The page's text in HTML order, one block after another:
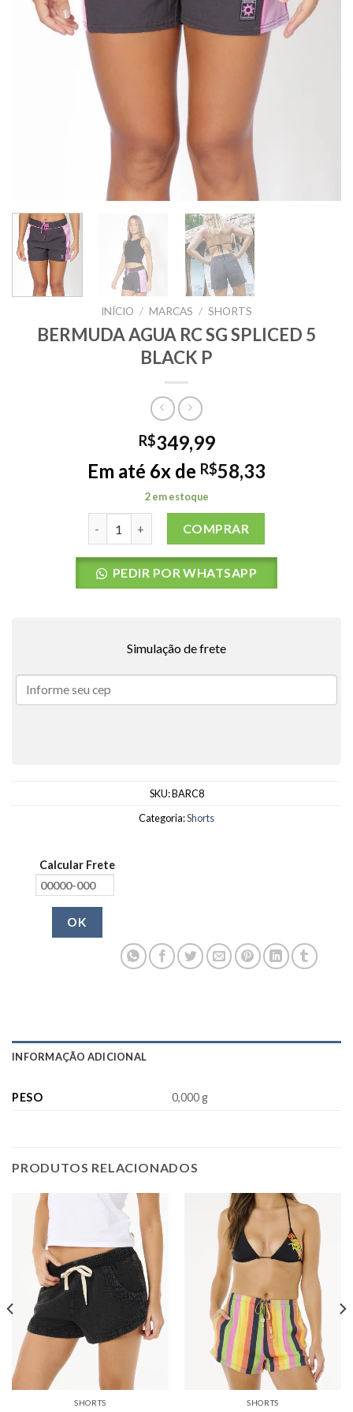
INÍCIO / MARCAS / SHORTS
BERMUDA AGUA RC SG SPLICED 5
BLACK P
R$349,99
Em até 6x de R$58,33
2 em estoque
COMPRAR
PEDIR POR WHATSAPP
Simulação de frete
SKU:BARC8
Categoria:Shorts
Calcular Frete
OK
INFORMAÇÃO ADICIONAL
PESO 0,000 g
PRODUTOS RELACIONADOS
SHORTS SHORTS